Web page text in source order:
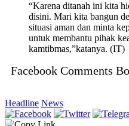
“Karena ditanah ini kita
disini. Mari kita bangun
situasi aman dan minta
untuk membantu pihak
kamtibmas,”katanya. (IT)
Facebook Comments
Headline News